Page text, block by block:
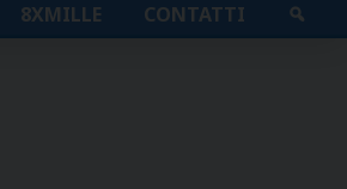
8XMILLE CONTATTI